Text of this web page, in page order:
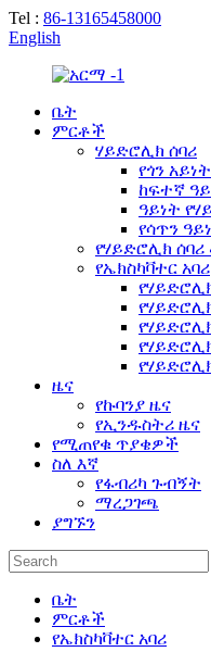
Tel : 86-13165458000
English
ቤት
ምርቶች
ሃይድሮሊክ ሰባሪ
የጎን
ከፍተኛ
ዓይነት
የሳጥን
የሃይድሮሊክ
የኤክስካቫተር አባሪ
ዜና
የኩባንያ ዜና
የኢንዱስትሪ ዜና
የሚጠየቁ ጥያቄዎች
ስለ እኛ
የፋብሪካ ጉብኝት
ማረጋገጫ
ያግኙን
ቤት
ምርቶች
የኤክስካቫተር አባሪ